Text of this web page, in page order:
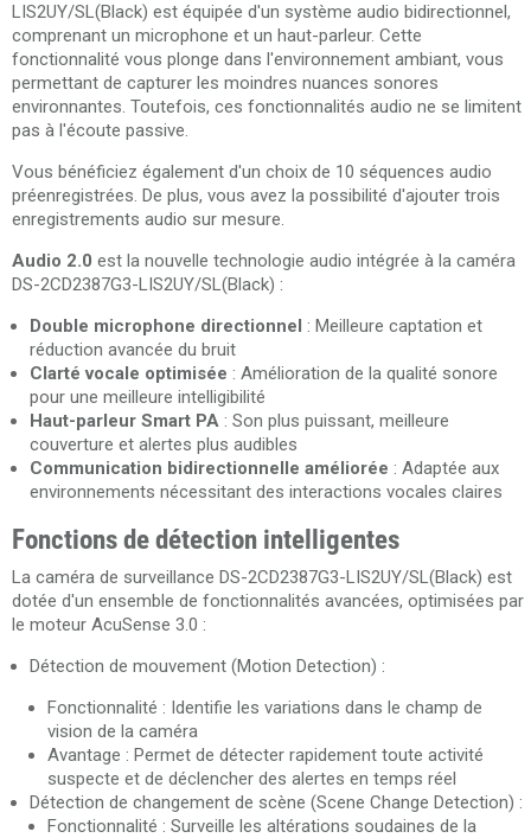
LIS2UY/SL(Black) est équipée d'un système audio bidirectionnel,
comprenant un microphone et un haut-parleur. Cette
fonctionnalité vous plonge dans l'environnement ambiant, vous
permettant de capturer les moindres nuances sonores
environnantes. Toutefois, ces fonctionnalités audio ne se limitent
pas à l'écoute passive.
Vous bénéficiez également d'un choix de 10 séquences audio
préenregistrées. De plus, vous avez la possibilité d'ajouter trois
enregistrements audio sur mesure.
Audio 2.0 est la nouvelle technologie audio intégrée à la caméra
DS-2CD2387G3-LIS2UY/SL(Black) :
Double microphone directionnel : Meilleure captation et
réduction avancée du bruit
Clarté vocale optimisée : Amélioration de la qualité sonore
pour une meilleure intelligibilité
Haut-parleur Smart PA : Son plus puissant, meilleure
couverture et alertes plus audibles
Communication bidirectionnelle améliorée : Adaptée aux
environnements nécessitant des interactions vocales claires
Fonctions de détection intelligentes
La caméra de surveillance DS-2CD2387G3-LIS2UY/SL(Black) est
dotée d'un ensemble de fonctionnalités avancées, optimisées par
le moteur AcuSense 3.0 :
Détection de mouvement (Motion Detection) :
Fonctionnalité : Identifie les variations dans le champ de
vision de la caméra
Avantage : Permet de détecter rapidement toute activité
suspecte et de déclencher des alertes en temps réel
Détection de changement de scène (Scene Change Detection) :
Fonctionnalité : Surveille les altérations soudaines de la